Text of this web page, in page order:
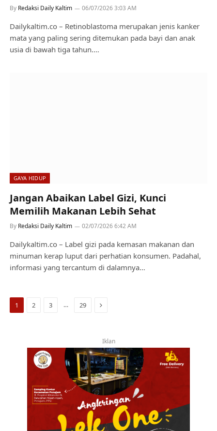
By Redaksi Daily Kaltim 06/07/2026 3:03 AM
Dailykaltim.co – Retinoblastoma merupakan jenis kanker
mata yang paling sering ditemukan pada bayi dan anak
usia di bawah tiga tahun.…
GAYA HIDUP
Jangan Abaikan Label Gizi, Kunci
Memilih Makanan Lebih Sehat
By Redaksi Daily Kaltim 02/07/2026 6:42 AM
Dailykaltim.co – Label gizi pada kemasan makanan dan
minuman kerap luput dari perhatian konsumen. Padahal,
informasi yang tercantum di dalamnya…
1 2 3 … 29 Next
Iklan